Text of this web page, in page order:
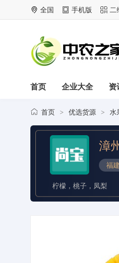
全国 手机版 二
首页 企业大全 资
首页 > 优选货源 > 水
漳
福
柠檬，桃子，凤梨